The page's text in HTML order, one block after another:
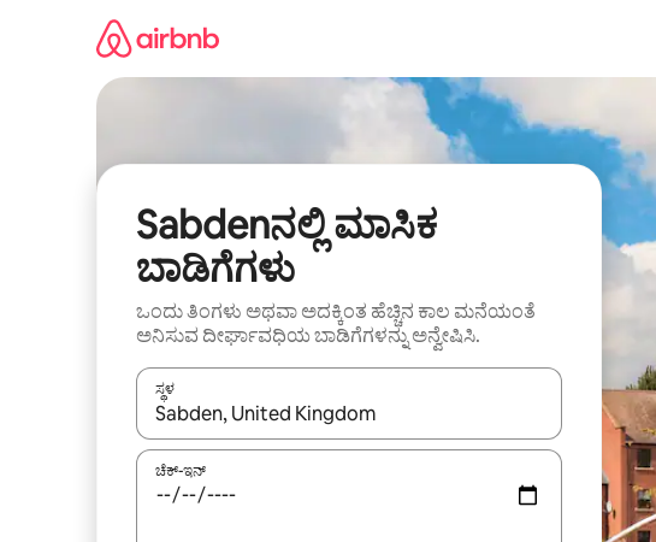
Sabdenನಲ್ಲಿ ಮಾಸಿಕ
ಬಾಡಿಗೆಗಳು
ಒಂದು ತಿಂಗಳು ಅಥವಾ ಅದಕ್ಕಿಂತ ಹೆಚ್ಚಿನ ಕಾಲ ಮನೆಯಂತೆ
ಅನಿಸುವ ದೀರ್ಘಾವಧಿಯ ಬಾಡಿಗೆಗಳನ್ನು ಅನ್ವೇಷಿಸಿ.
ಸ್ಥಳ
ಫಲಿತಾಂಶಗಳು ಲಭ್ಯವಿರುವಾಗ, ಅಪ್ ಮತ್ತು ಡೌನ್ ಬಾಣದ ಕೀಲಿಗಳೊಂದಿಗೆ
ಚೆಕ್-ಇನ್